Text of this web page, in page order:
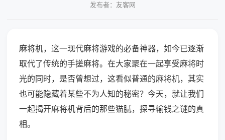
发布者：友客网
麻将机，这一现代麻将游戏的必备神器，如今已逐渐
取代了传统的手搓麻将。在大家聚在一起享受麻将时
光的同时，是否曾想过，这看似普通的麻将机，其实
也可能隐藏着某些不为人知的秘密？今天，就让我们
一起揭开麻将机背后的那些猫腻，探寻输钱之谜的真
相。